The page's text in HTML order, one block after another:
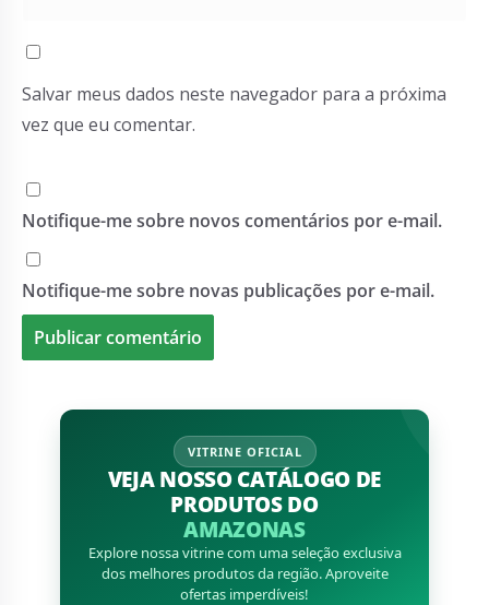
Salvar meus dados neste navegador para a próxima
vez que eu comentar.
Notifique-me sobre novos comentários por e-mail.
Notifique-me sobre novas publicações por e-mail.
VITRINE OFICIAL
VEJA NOSSO CATÁLOGO DE
PRODUTOS DO
AMAZONAS
Explore nossa vitrine com uma seleção exclusiva
dos melhores produtos da região. Aproveite
ofertas imperdíveis!